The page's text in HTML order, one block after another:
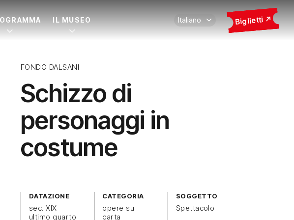
IL MUSEO Biglietti
FONDO DALSANI
Schizzo di
personaggi in
costume
DATAZIONE
sec. XIX
ultimo quarto
CATEGORIA
opere su
carta
SOGGETTO
Spettacolo